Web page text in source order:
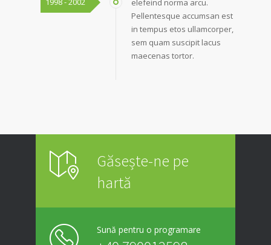
elefeind norma arcu.
Pellentesque accumsan est
in tempus etos ullamcorper,
sem quam suscipit lacus
maecenas tortor.
Găsește-ne pe
hartă
Sună pentru o programare